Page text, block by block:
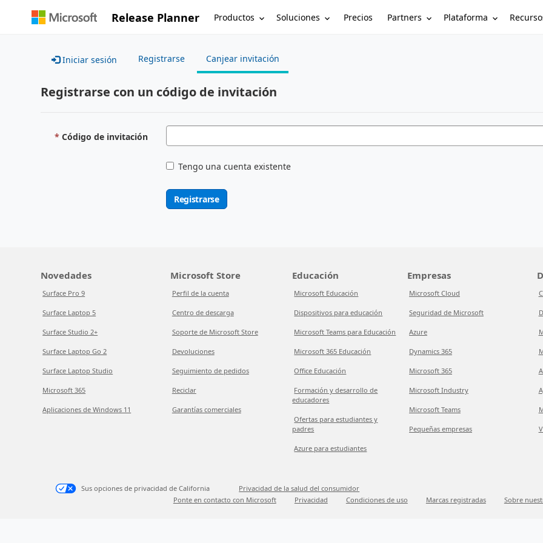
Release Planner Productos Soluciones Precios Partners Plataforma
Iniciar sesión Registrarse Canjear invitación
Registrarse con un código de invitación
Código de invitación
Tengo una cuenta existente
Registrarse
Novedades
Surface Pro 9
Surface Laptop 5
Surface Studio 2+
Surface Laptop Go 2
Surface Laptop Studio
Microsoft 365
Aplicaciones de Windows 11
Microsoft Store
Perfil de la cuenta
Centro de descarga
Soporte de Microsoft Store
Devoluciones
Seguimiento de pedidos
Reciclar
Garantías comerciales
Educación
Microsoft Educación
Dispositivos para educación
Microsoft Teams para Educación
Microsoft 365 Educación
Office Educación
Formación y desarrollo de
educadores
Ofertas para estudiantes y
padres
Azure para estudiantes
Empresas
Microsoft Cloud
Seguridad de Microsoft
Azure
Dynamics 365
Microsoft 365
Microsoft Industry
Microsoft Teams
Pequeñas empresas
Sus opciones de privacidad de California
Privacidad de la salud del consumidor
Ponte en contacto con Microsoft
Privacidad Condiciones de uso Marcas registradas Sobre